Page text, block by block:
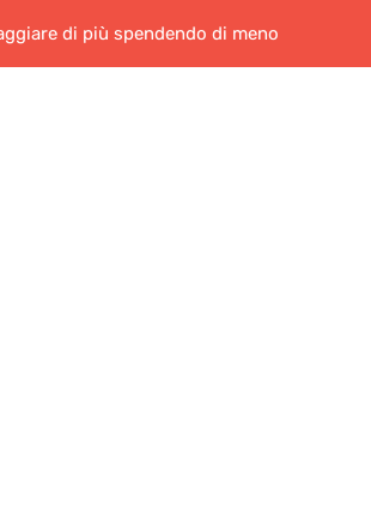
di più spendendo di meno